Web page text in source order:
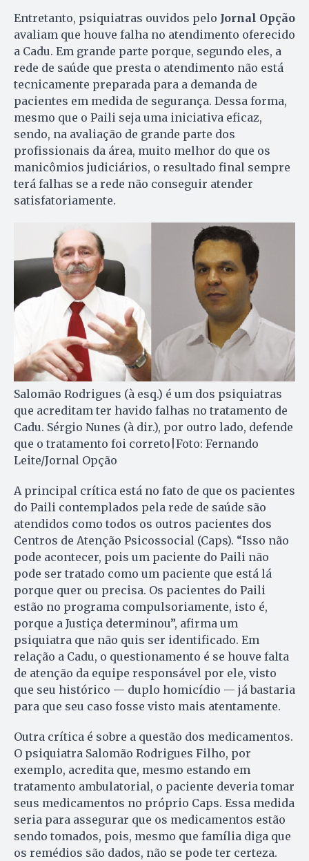
Entretanto, psiquiatras ouvidos pelo Jornal Opção
avaliam que houve falha no atendimento oferecido
a Cadu. Em grande parte porque, segundo eles, a
rede de saúde que presta o atendimento não está
tecnicamente preparada para a demanda de
pacientes em medida de segurança. Dessa forma,
mesmo que o Paili seja uma iniciativa eficaz,
sendo, na avaliação de grande parte dos
profissionais da área, muito melhor do que os
manicômios judiciários, o resultado final sempre
terá falhas se a rede não conseguir atender
satisfatoriamente.
Salomão Rodrigues (à esq.) é um dos psiquiatras
que acreditam ter havido falhas no tratamento de
Cadu. Sérgio Nunes (à dir.), por outro lado, defende
que o tratamento foi correto|Foto: Fernando
Leite/Jornal Opção
A principal crítica está no fato de que os pacientes
do Paili contemplados pela rede de saúde são
atendidos como todos os outros pacientes dos
Centros de Atenção Psicossocial (Caps). “Isso não
pode acontecer, pois um paciente do Paili não
pode ser tratado como um paciente que está lá
porque quer ou precisa. Os pacientes do Paili
estão no programa compulsoriamente, isto é,
porque a Justiça determinou”, afirma um
psiquiatra que não quis ser identificado. Em
relação a Cadu, o questionamento é se houve falta
de atenção da equipe responsável por ele, visto
que seu histórico — duplo homicídio — já bastaria
para que seu caso fosse visto mais atentamente.
Outra crítica é sobre a questão dos medicamentos.
O psiquiatra Salomão Rodrigues Filho, por
exemplo, acredita que, mesmo estando em
tratamento ambulatorial, o paciente deveria tomar
seus medicamentos no próprio Caps. Essa medida
seria para assegurar que os medicamentos estão
sendo tomados, pois, mesmo que família diga que
os remédios são dados, não se pode ter certeza.